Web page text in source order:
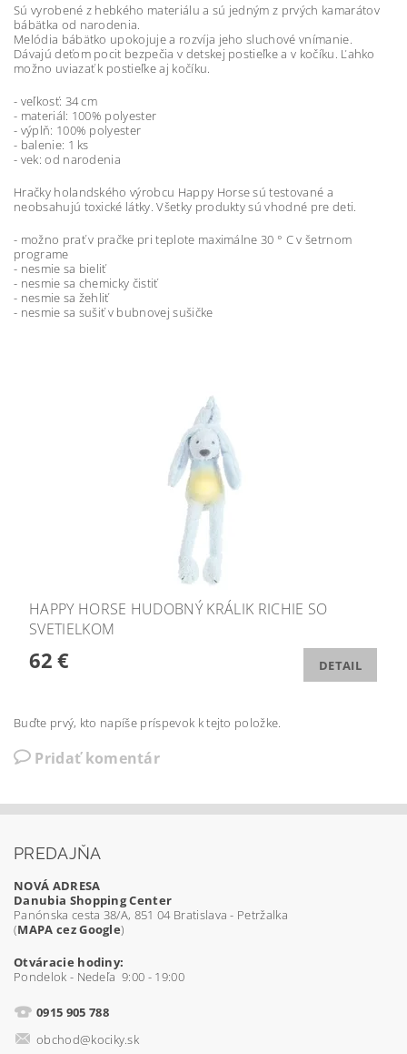
Sú vyrobené z hebkého materiálu a sú jedným z prvých kamarátov
bábätka od narodenia.
Melódia bábätko upokojuje a rozvíja jeho sluchové vnímanie.
Dávajú deťom pocit bezpečia v detskej postieľke a v kočíku. Ľahko
možno uviazať k postieľke aj kočíku.
- veľkosť: 34 cm
- materiál: 100% polyester
- výplň: 100% polyester
- balenie: 1 ks
- vek: od narodenia
Hračky holandského výrobcu Happy Horse sú testované a
neobsahujú toxické látky. Všetky produkty sú vhodné pre deti.
- možno prať v pračke pri teplote maximálne 30 ° C v šetrnom
programe
- nesmie sa bieliť
- nesmie sa chemicky čistiť
- nesmie sa žehliť
- nesmie sa sušiť v bubnovej sušičke
HAPPY HORSE HUDOBNÝ KRÁLIK RICHIE SO
SVETIELKOM
62 € DETAIL
Buďte prvý, kto napíše príspevok k tejto položke.
Pridať komentár
PREDAJŇA
NOVÁ ADRESA
Danubia Shopping Center
Panónska cesta 38/A, 851 04 Bratislava - Petržalka
(MAPA cez Google)
Otváracie hodiny:
Pondelok - Nedeľa 9:00 - 19:00
0915 905 788
obchod@kociky.sk